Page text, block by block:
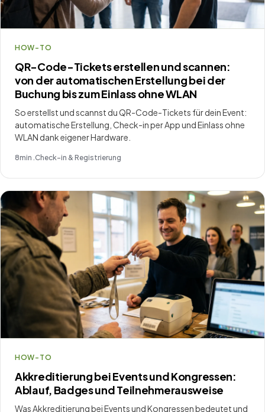
HOW-TO
QR-Code-Tickets erstellen und scannen:
von der automatischen Erstellung bei der
Buchung bis zum Einlass ohne WLAN
So erstellst und scannst du QR-Code-Tickets für dein Event:
automatische Erstellung, Check-in per App und Einlass ohne
WLAN dank eigener Hardware.
8min .Check-in & Registrierung
HOW-TO
Akkreditierung bei Events und Kongressen:
Ablauf, Badges und Teilnehmerausweise
Was Akkreditierung bei Events und Kongressen bedeutet und